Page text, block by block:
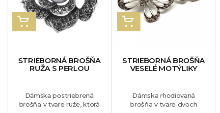
VLOŽIŤ DO KOŠÍKA
STRIEBORNÁ BROŠŇA
RUŽA S PERLOU
Dámska postriebrená
brošňa v tvare ruže, ktorá
VLOŽIŤ DO KOŠÍKA
STRIEBORNÁ BROŠŇA
VESELÉ MOTÝLIKY
Dámska rhodiovaná
brošňa v tvare dvoch